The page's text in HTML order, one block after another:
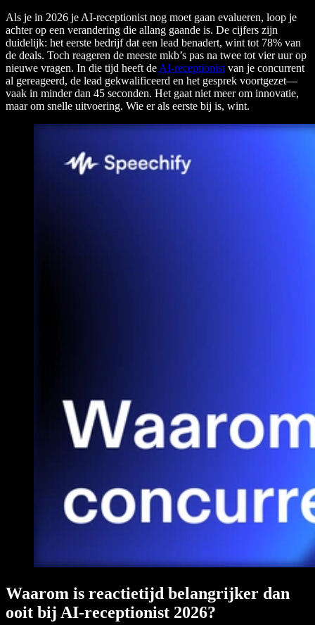
Als je in 2026 je AI-receptionist nog moet gaan evalueren, loop je
achter op een verandering die allang gaande is. De cijfers zijn
duidelijk: het eerste bedrijf dat een lead benadert, wint tot 78% van
de deals. Toch reageren de meeste mkb’s pas na twee tot vier uur op
nieuwe vragen. In die tijd heeft de AI-receptionist van je concurrent
al gereageerd, de lead gekwalificeerd en het gesprek voortgezet—
vaak in minder dan 45 seconden. Het gaat niet meer om innovatie,
maar om snelle uitvoering. Wie er als eerste bij is, wint.
Waarom is reactietijd belangrijker dan
ooit bij AI-receptionist 2026?